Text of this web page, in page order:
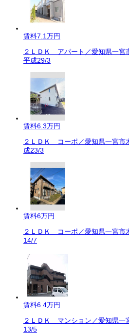
賃料7.1万円
２ＬＤＫ アパート／愛知県一宮
平成29/3
賃料6.3万円
２ＬＤＫ コーポ／愛知県一宮市
成23/3
賃料6万円
２ＬＤＫ コーポ／愛知県一宮市
14/7
賃料6.4万円
２ＬＤＫ マンション／愛知県一
13/5